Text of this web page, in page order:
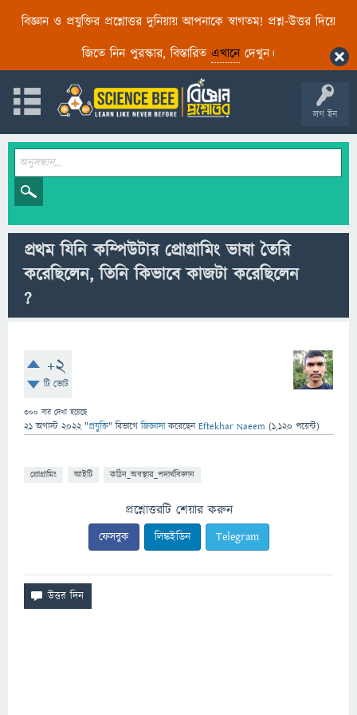
বিজ্ঞান ও প্রযুক্তির প্রশ্নোত্তর দুনিয়ায় আপনাকে স্বাগতম! প্রশ্ন-উত্তর দিয়ে
জিতে নিন পুরস্কার, বিস্তারিত এখানেদেখুন।
লগ ইন
প্রথম যিনি কম্পিউটার প্রোগ্রামিং ভাষা তৈরি
করেছিলেন, তিনি কিভাবে কাজটা করেছিলেন
?
+2
টি ভোট
300 বার দেখা হয়েছে
21 অগাস্ট 2022 "প্রযুক্তি" বিভাগে জিজ্ঞাসাকরেছেনEftekhar Naeem (1,120 পয়েন্ট)
প্রোগ্রামিং আইটি কঠিন_অবস্থার_পদার্থবিজ্ঞান
প্রশ্নোত্তরটি শেয়ার করুন
ফেসবুক লিঙ্কইডিন Telegram